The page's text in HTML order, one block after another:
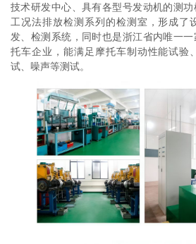
技术研发中心、具有各型号发动机的测
工况法排放检测系列的检测室，形成了
发、检测系统，同时也是浙江省内唯一
托车企业，能满足摩托车制动性能试验
试、噪声等测试。